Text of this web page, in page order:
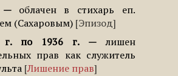
облачен в стихарь еп.
(Сахаровым) Эпизод
г. по 1936 г.
лишен
прав как служитель
Лишение прав